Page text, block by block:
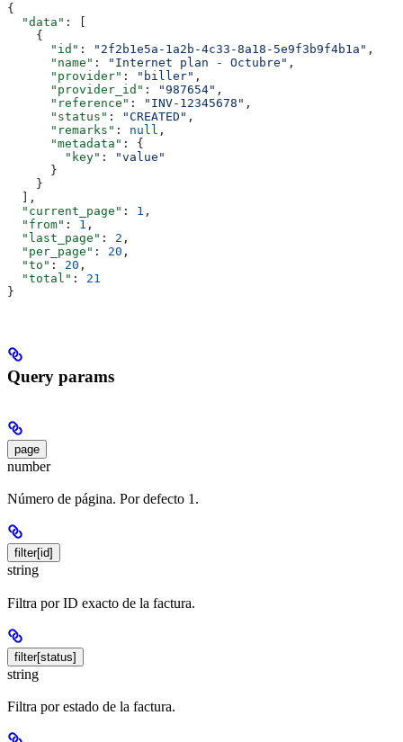
{
  "data"
: [
    {
      "id"
: "2f2b1e5a-1a2b-4c33-8a18-5e9f3b9f4b1a" ,
      "name"
: "Internet plan - Octubre" ,
      "provider"
: "biller" ,
      "provider_id"
: "987654" ,
      "reference"
: "INV-12345678" ,
      "status"
: "CREATED" ,
      "remarks"
: null ,
      "metadata"
: {
        "key"
:
"value"
      }
    }
  ],
  "current_page"
: 1 ,
  "from"
: 1 ,
  "last_page"
: 2 ,
  "per_page"
: 20 ,
  "to"
: 20 ,
  "total"
: 21
}
Query params
page
number
Número de página. Por defecto 1.
filter[id]
string
Filtra por ID exacto de la factura.
filter[status]
string
Filtra por estado de la factura.